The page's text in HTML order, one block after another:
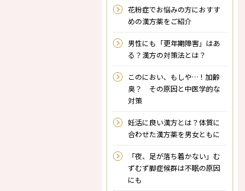
花粉症でお悩みの方におすす
めの漢方薬をご紹介
男性にも「更年期障害」はあ
る？漢方の対策法とは？
このにおい、もしや…！加齢
臭？ その原因と中医学的な
対策
妊活に良い漢方とは？体質に
合わせた漢方薬を男女ともに
「夜、足が落ち着かない」む
ずむず脚症候群は不眠の原因
にも